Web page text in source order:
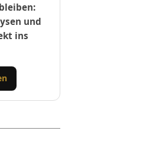
und
ins